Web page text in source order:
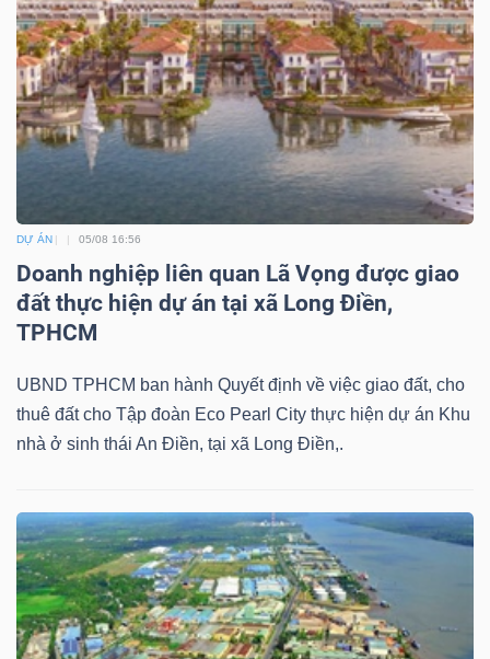
DỰ ÁN 05/08 16:56
Doanh nghiệp liên quan Lã Vọng được giao
đất thực hiện dự án tại xã Long Điền,
TPHCM
UBND TPHCM ban hành Quyết định về việc giao đất, cho
thuê đất cho Tập đoàn Eco Pearl City thực hiện dự án Khu
nhà ở sinh thái An Điền, tại xã Long Điền,.